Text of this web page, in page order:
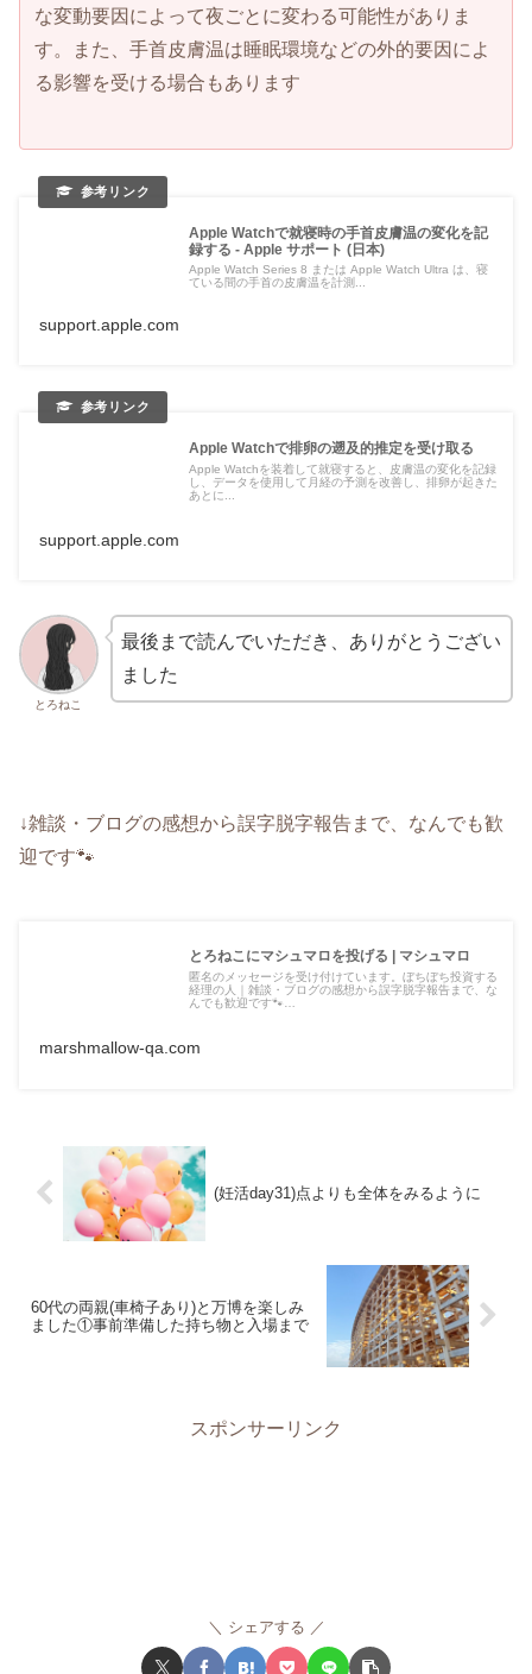
な変動要因によって夜ごとに変わる可能性がありま
す。また、手首皮膚温は睡眠環境などの外的要因によ
る影響を受ける場合もあります
Apple Watchで就寝時の手首皮膚温の変化を記
録する - Apple サポート (日本)
Apple Watch Series 8 または Apple Watch Ultra は、寝
ている間の手首の皮膚温を計測...
support.apple.com
Apple Watchで排卵の遡及的推定を受け取る
Apple Watchを装着して就寝すると、皮膚温の変化を記録
し、データを使用して月経の予測を改善し、排卵が起きた
あとに...
support.apple.com
とろねこ
最後まで読んでいただき、ありがとうござい
ました
↓雑談・ブログの感想から誤字脱字報告まで、なんでも歓
迎です🐾
とろねこにマシュマロを投げる | マシュマロ
匿名のメッセージを受け付けています。ぼちぼち投資する
経理の人｜雑談・ブログの感想から誤字脱字報告まで、な
んでも歓迎です🐾…
marshmallow-qa.com
(妊活day31)点よりも全体をみるように
60代の両親(車椅子あり)と万博を楽しみ
ました①事前準備した持ち物と入場まで
スポンサーリンク
シェアする